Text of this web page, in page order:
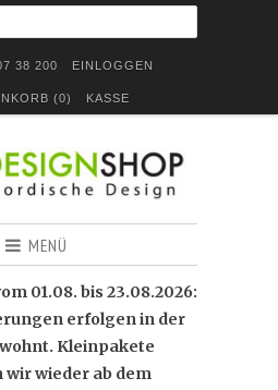
38 200 EINLOGGEN
(0) KASSE
MENÜ
01.08. bis 23.08.2026:
erfolgen in der
Kleinpakete
wir wieder ab dem